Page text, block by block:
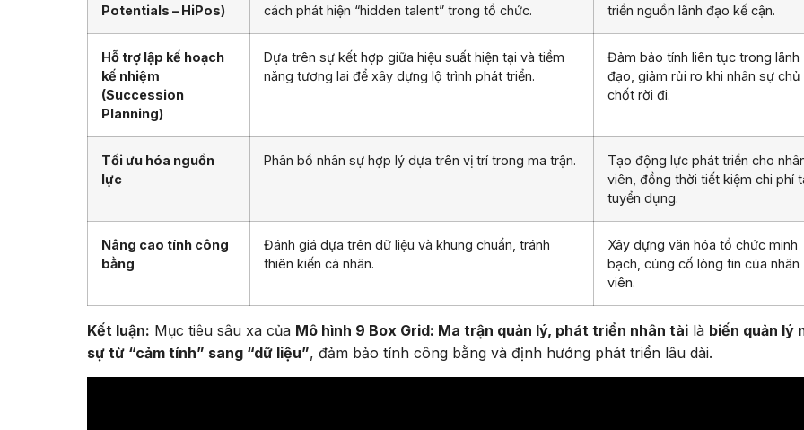
Potentials – HiPos)
cách phát hiện “hidden talent” trong tổ chức.
triển nguồn lãnh đạo kế cận.
Hỗ trợ lập kế hoạch
kế nhiệm
(Succession
Planning)
Dựa trên sự kết hợp giữa hiệu suất hiện tại và tiềm
năng tương lai để xây dựng lộ trình phát triển.
Đảm bảo tính liên tục trong lãnh
đạo, giảm rủi ro khi nhân sự chủ
chốt rời đi.
Tối ưu hóa nguồn
lực
Phân bổ nhân sự hợp lý dựa trên vị trí trong ma trận.
Tạo động lực phát triển cho
viên, đồng thời tiết kiệm chi phí
tuyển dụng.
Nâng cao tính công
bằng
Đánh giá dựa trên dữ liệu và khung chuẩn, tránh
thiên kiến cá nhân.
Xây dựng văn hóa tổ chức minh
bạch, củng cố lòng tin của nhân
viên.
Kết luận: Mục tiêu sâu xa của Mô hình 9 Box Grid: Ma trận quản lý, phát triển nhân tài là biến quản lý
sự từ “cảm tính” sang “dữ liệu”, đảm bảo tính công bằng và định hướng phát triển lâu dài.